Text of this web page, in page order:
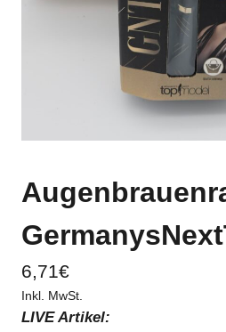
6,71€
Inkl. MwSt.
LIVE Artikel: